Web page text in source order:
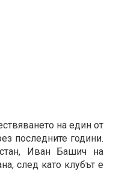
на един от
последните години.
Иван Башич на
след като клубът е